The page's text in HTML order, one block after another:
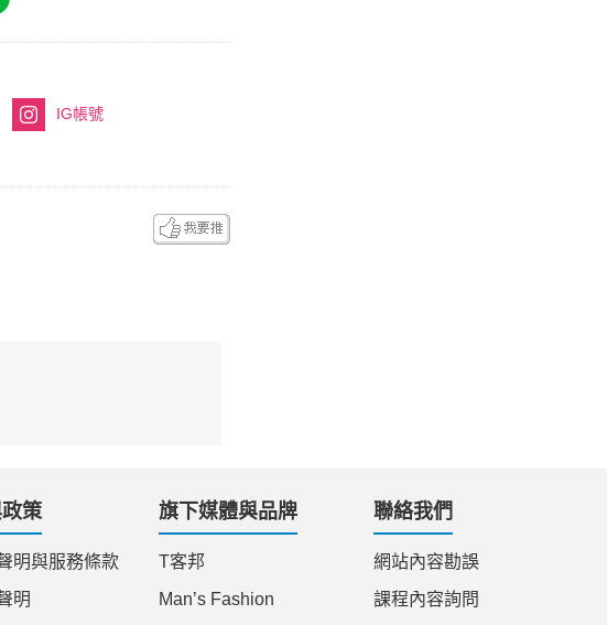
IG帳號
策
明與服務條款
明
旗下媒體與品牌
T客邦
Man’s Fashion
聯絡我們
網站內容勘誤
課程內容詢問